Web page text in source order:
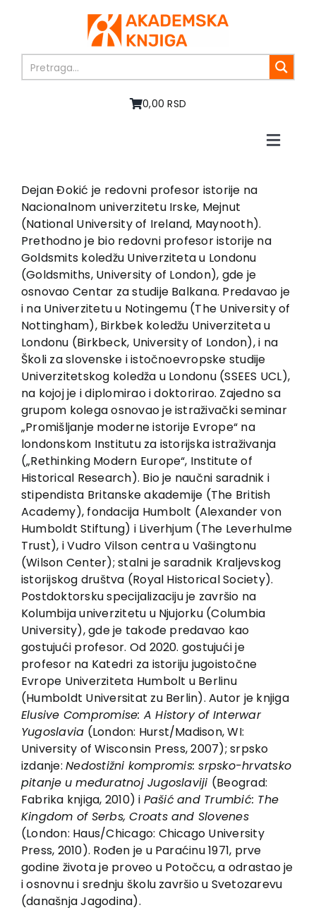
0,00 RSD
Toggle
About us
Books
In preparation
Sale
Authors
News
EU PROJECTS
Contact
Dejan Đokić je redovni profesor istorije na
Nacionalnom univerzitetu Irske, Mejnut
(National University of Ireland, Maynooth).
Prethodno je bio redovni profesor istorije na
Goldsmits koledžu Univerziteta u Londonu
(Goldsmiths, University of London), gde je
osnovao Centar za studije Balkana. Predavao je
i na Univerzitetu u Notingemu (The University of
Nottingham), Birkbek koledžu Univerziteta u
Londonu (Birkbeck, University of London), i na
Školi za slovenske i istočnoevropske studije
Univerzitetskog koledža u Londonu (SSEES UCL),
na kojoj je i diplomirao i doktorirao. Zajedno sa
grupom kolega osnovao je istraživački seminar
„Promišljanje moderne istorije Evrope“ na
londonskom Institutu za istorijska istraživanja
(„Rethinking Modern Europe“, Institute of
Historical Research). Bio je naučni saradnik i
stipendista Britanske akademije (The British
Academy), fondacija Humbolt (Alexander von
Humboldt Stiftung) i Liverhjum (The Leverhulme
Trust), i Vudro Vilson centra u Vašingtonu
(Wilson Center); stalni je saradnik Kraljevskog
istorijskog društva (Royal Historical Society).
Postdoktorsku specijalizaciju je završio na
Kolumbija univerzitetu u Njujorku (Columbia
University), gde je takođe predavao kao
gostujući profesor. Od 2020. gostujući je
profesor na Katedri za istoriju jugoistočne
Evrope Univerziteta Humbolt u Berlinu
(Humboldt Universitat zu Berlin). Autor je knjiga
Elusive Compromise: A History of Interwar
Yugoslavia (London: Hurst/Madison, WI:
University of Wisconsin Press, 2007); srpsko
izdanje:Nedostižni kompromis: srpsko-hrvatsko
pitanje u međuratnoj Jugoslaviji (Beograd:
Fabrika knjiga, 2010) i Pašićand Trumbić: The
Kingdom of Serbs, Croats and Slovenes
(London: Haus/Chicago: Chicago University
Press, 2010). Rođen je u Paraćinu 1971, prve
godine života je proveo u Potočcu, a odrastao je
i osnovnu i srednju školu završio u Svetozarevu
(današnja Jagodina).